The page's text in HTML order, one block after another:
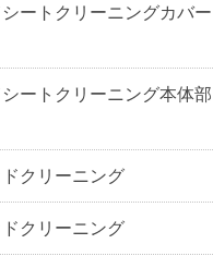
ートクリーニングカバー
ートクリーニング本体部
クリーニング
クリーニング